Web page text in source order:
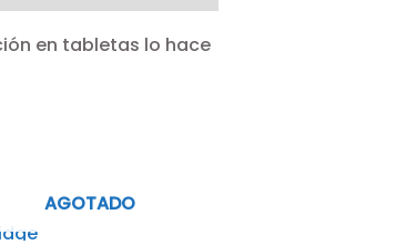
en tabletas lo hace
AGOTADO